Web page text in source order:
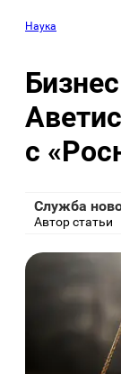
Наука
с
Служба
Автор статьи